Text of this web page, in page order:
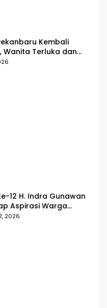
Kembali
Wanita Terluka dan
Kabur di Jalan
12 H. Indra Gunawan
Aspirasi Warga
Pendidikan hingga
2026